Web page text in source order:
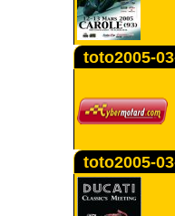
toto2005-
toto2005-